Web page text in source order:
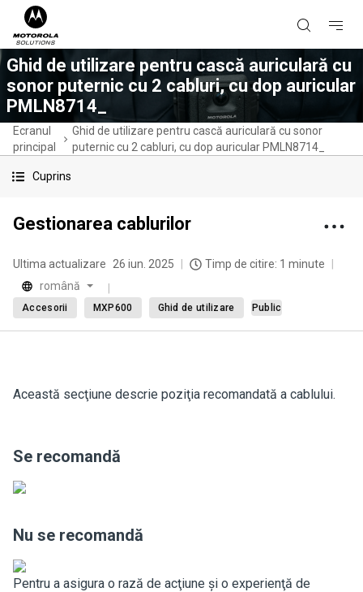
Ghid de utilizare pentru cască auriculară cu
sonor puternic cu 2 cabluri, cu dop auricular
PMLN8714_
Ecranul
principal
Ghid de utilizare pentru cască auriculară cu sonor
puternic cu 2 cabluri, cu dop auricular PMLN8714_
Cuprins
Gestionarea cablurilor
Ultima actualizare 26 iun. 2025
Timp de citire: 1 minute
română
Accesorii MXP600 Ghid de utilizare Public
Această secţiune descrie poziţia recomandată a cablului.
Se recomandă
Nu se recomandă
Pentru a asigura o rază de acţiune şi o experienţă de